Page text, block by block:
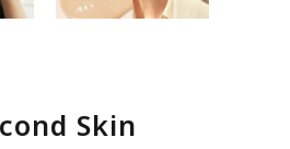
Skin